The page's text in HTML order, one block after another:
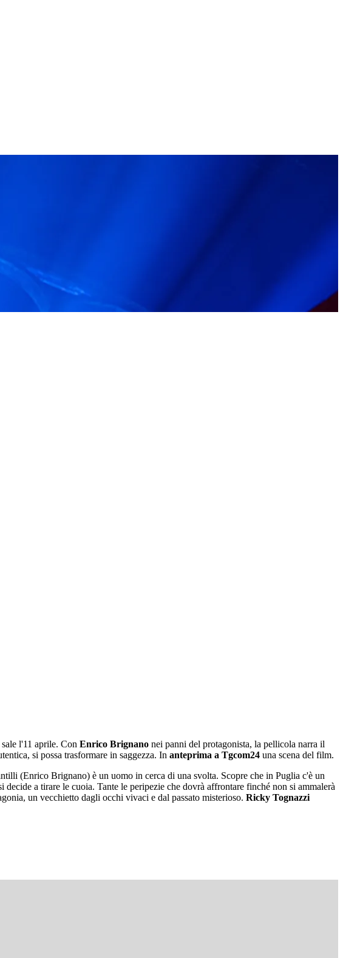
l'11 aprile. Con Enrico Brignano nei panni del protagonista, la pellicola narra il
si possa trasformare in saggezza. In anteprima a Tgcom24 una scena del film.
(Enrico Brignano) è un uomo in cerca di una svolta. Scopre che in Puglia c'è un
a tirare le cuoia. Tante le peripezie che dovrà affrontare finché non si ammalerà
un vecchietto dagli occhi vivaci e dal passato misterioso. Ricky Tognazzi